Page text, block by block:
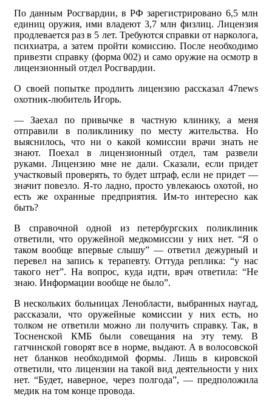
По данным Росгвардии, в РФ зарегистрировано 6,5 млн
единиц оружия, ими владеют 3,7 млн физлиц. Лицензия
продлевается раз в 5 лет. Требуются справки от нарколога,
психиатра, а затем пройти комиссию. После необходимо
привезти справку (форма 002) и само оружие на осмотр в
лицензионный отдел Росгвардии.
О своей попытке продлить лицензию рассказал 47news
охотник-любитель Игорь.
— Заехал по привычке в частную клинику, а меня
отправили в поликлинику по месту жительства. Но
выяснилось, что ни о какой комиссии врачи знать не
знают. Поехал в лицензионный отдел, там развели
руками. Лицензию мне не дали. Сказали, если придет
участковый проверять, то будет штраф, если не придет —
значит повезло. Я-то ладно, просто увлекаюсь охотой, но
есть же охранные предприятия. Им-то интересно как
быть?
В справочной одной из петербургских поликлиник
ответили, что оружейной медкомиссии у них нет. “Я о
таком вообще впервые слышу” — ответил дежурный и
перевел на запись к терапевту. Оттуда реплика: “у нас
такого нет”. На вопрос, куда идти, врач ответила: “Не
знаю. Информации вообще не было”.
В нескольких больницах Ленобласти, выбранных наугад,
рассказали, что оружейные комиссии у них есть, но
толком не ответили можно ли получить справку. Так, в
Тосненской КМБ были совещания на эту тему. В
гатчинской говорят все в норме, выдают. А в волосовской
нет бланков необходимой формы. Лишь в кировской
ответили, что лицензии на такой вид деятельности у них
нет. “Будет, наверное, через полгода”, — предположила
медик на том конце провода.